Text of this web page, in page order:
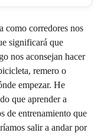
como corredores nos
significará que
nos aconsejan hacer
remero o
empezar. He
que aprender a
de entrenamiento que
salir a andar por